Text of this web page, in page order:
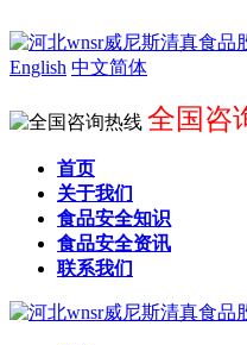
English 中文简体
全国咨
首页
关于我们
食品安全知识
食品安全资讯
联系我们